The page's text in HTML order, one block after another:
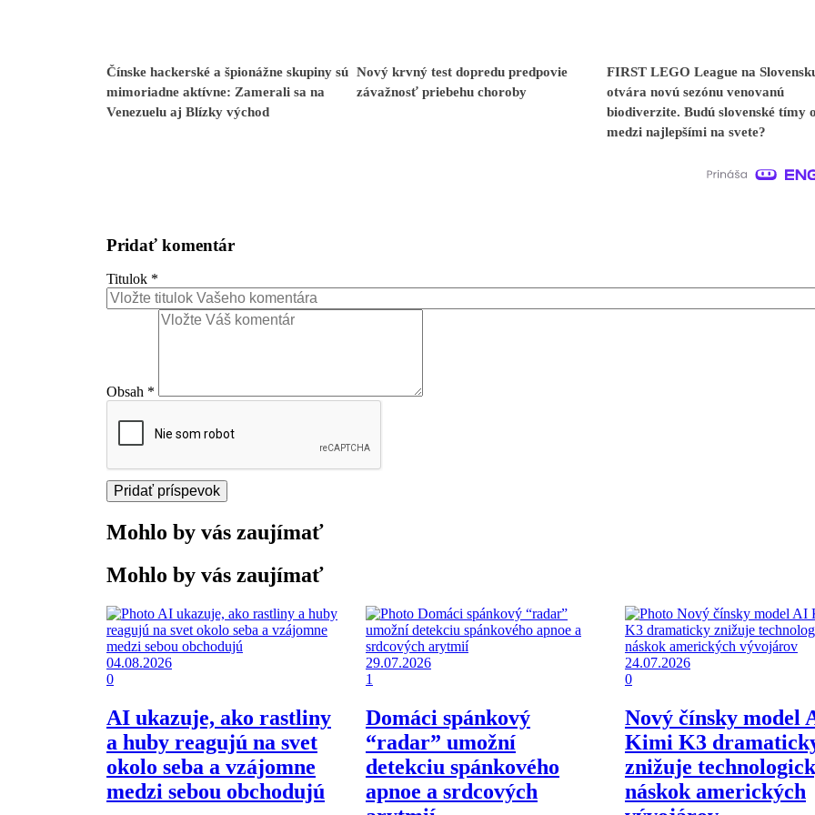
Čínske hackerské a špionážne skupiny sú
mimoriadne aktívne: Zamerali sa na
Venezuelu aj Blízky východ
Nový krvný test dopredu predpovie
závažnosť priebehu choroby
FIRST LEGO League na
otvára novú sezónu venovanú
biodiverzite. Budú slovenské tímy
medzi najlepšími na svete?
Pridať komentár
Titulok *
Obsah *
Mohlo by vás zaujímať
Mohlo by vás zaujímať
04.08.2026
0
AI ukazuje, ako rastliny
a huby reagujú na svet
okolo seba a vzájomne
medzi sebou obchodujú
29.07.2026
1
Domáci spánkový
“radar” umožní
detekciu spánkového
apnoe a srdcových
24.07.2026
0
Nový čínsky model
Kimi K3
znižuje
náskok amerických